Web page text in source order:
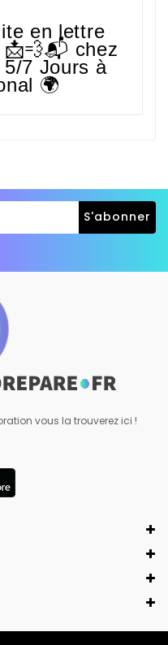
en lettre
📩💨📬 chez
7 Jours à
🌍
vous la trouverez ici !